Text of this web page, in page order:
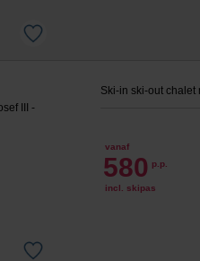
Ski-in ski-out chalet
vanaf
580 p.p.
incl. skipas